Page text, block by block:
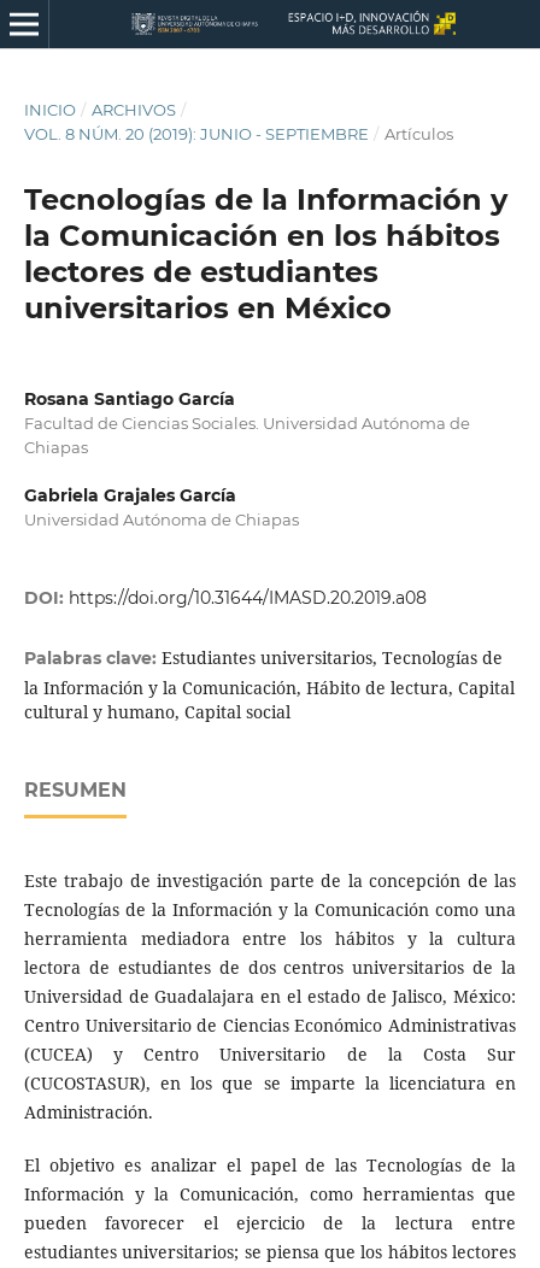
INICIO / ARCHIVOS /
VOL. 8 NÚM. 20 (2019): JUNIO - SEPTIEMBRE / Artículos
Tecnologías de la Información y
la Comunicación en los hábitos
lectores de estudiantes
universitarios en México
Rosana Santiago García
Facultad de Ciencias Sociales. Universidad Autónoma de
Chiapas
Gabriela Grajales García
Universidad Autónoma de Chiapas
DOI: https://doi.org/10.31644/IMASD.20.2019.a08
Palabras clave: Estudiantes universitarios, Tecnologías de
la Información y la Comunicación, Hábito de lectura, Capital
cultural y humano, Capital social
RESUMEN
Este trabajo de investigación parte de la concepción de las
Tecnologías de la Información y la Comunicación como una
herramienta mediadora entre los hábitos y la cultura
lectora de estudiantes de dos centros universitarios de la
Universidad de Guadalajara en el estado de Jalisco, México:
Centro Universitario de Ciencias Económico Administrativas
(CUCEA) y Centro Universitario de la Costa Sur
(CUCOSTASUR), en los que se imparte la licenciatura en
Administración.
El objetivo es analizar el papel de las Tecnologías de la
Información y la Comunicación, como herramientas que
pueden favorecer el ejercicio de la lectura entre
estudiantes universitarios; se piensa que los hábitos lectores